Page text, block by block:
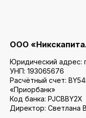
ООО
Юридический адрес:
УНП: 193065676
Расчётный счет:
«Приорбанк»
Код банка: PJCBBY2X
Директор: Светлана